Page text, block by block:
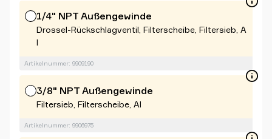
1/4" NPT Außengewinde
Drossel-Rückschlagventil, Filterscheibe, Filtersieb, A
l
Artikelnummer: 9909190
3/8" NPT Außengewinde
Filtersieb, Filterscheibe, Al
Artikelnummer: 9906975